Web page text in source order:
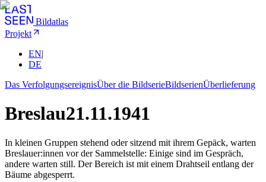
Bildatlas
Projekt
EN|
DE
Das VerfolgungsereignisÜber die BildserieBildserienÜberlieferung
Breslau21.11.1941
In kleinen Gruppen stehend oder sitzend mit ihrem Gepäck, warten
Breslauer:innen vor der Sammelstelle: Einige sind im Gespräch,
andere warten still. Der Bereich ist mit einem Drahtseil entlang der
Bäume abgesperrt.